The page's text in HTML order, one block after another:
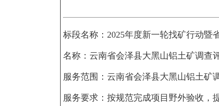
标段名称：2025年度新一轮找矿行动暨
名称：云南省会泽县大黑山铝土矿调查
服务范围：云南省会泽县大黑山铝土矿
服务要求：按规范完成项目野外验收，